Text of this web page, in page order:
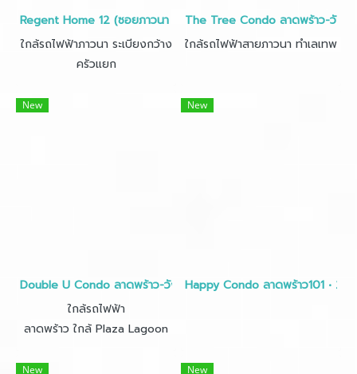
Regent Home 12 (ซอยภาวนา ลาดพร้าว41) • ขนาด 31 ตร.ม.
ใกล้รถไฟฟ้าภาวนา ระเบียงกว้าง
ครัวแยก
The Tree Condo ลาดพร้าว-วังหิ
ใกล้รถไฟฟ้าสายภาวนา ทำเลเทพ
New
Double U Condo ลาดพร้าว-วังหิน • ขนาด 33 ตร.ม.
ใกล้รถไฟฟ้า
ลาดพร้าว ใกล้ Plaza Lagoon
New
Happy Condo ลาดพร้าว101 • 28
New New